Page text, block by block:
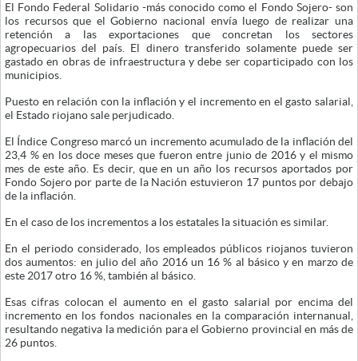
El Fondo Federal Solidario -más conocido como el Fondo Sojero- son
los recursos que el Gobierno nacional envía luego de realizar una
retención a las exportaciones que concretan los sectores
agropecuarios del país. El dinero transferido solamente puede ser
gastado en obras de infraestructura y debe ser coparticipado con los
municipios.
Puesto en relación con la inflación y el incremento en el gasto salarial,
el Estado riojano sale perjudicado.
El Índice Congreso marcó un incremento acumulado de la inflación del
23,4 % en los doce meses que fueron entre junio de 2016 y el mismo
mes de este año. Es decir, que en un año los recursos aportados por
Fondo Sojero por parte de la Nación estuvieron 17 puntos por debajo
de la inflación.
En el caso de los incrementos a los estatales la situación es similar.
En el periodo considerado, los empleados públicos riojanos tuvieron
dos aumentos: en julio del año 2016 un 16 % al básico y en marzo de
este 2017 otro 16 %, también al básico.
Esas cifras colocan el aumento en el gasto salarial por encima del
incremento en los fondos nacionales en la comparación internanual,
resultando negativa la medición para el Gobierno provincial en más de
26 puntos.